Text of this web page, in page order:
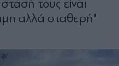
τους είναι
αλλά σταθερή"